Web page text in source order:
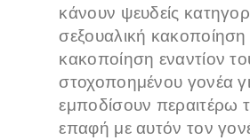
κάνουν ψευδείς
σεξουαλική
κακοποίηση εναντίον
στοχοποημένου γονέα
εμποδίσουν περαιτέρω
επαφή με αυτόν τον